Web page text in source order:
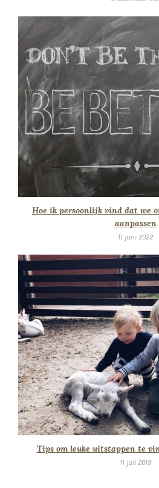
Hoe ik persoonlijk vind dat we
aanpassen
11 juni 2022
Tips om leuke uitstappen te
11 juli 2019